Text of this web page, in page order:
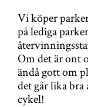
Vi köper
på lediga
Om det är ont
ändå gott om
det går lika
cykel!